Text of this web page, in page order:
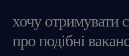
хочу отримувати
про подібні